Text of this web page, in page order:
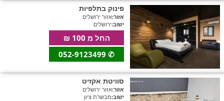
פינוק בתלפיות
אזור:אזור ירושלים
ישוב:ירושלים
החל מ 100 ₪
✆
סוויטת אקזיט
אזור:אזור ירושלים
ישוב:מבשרת ציון